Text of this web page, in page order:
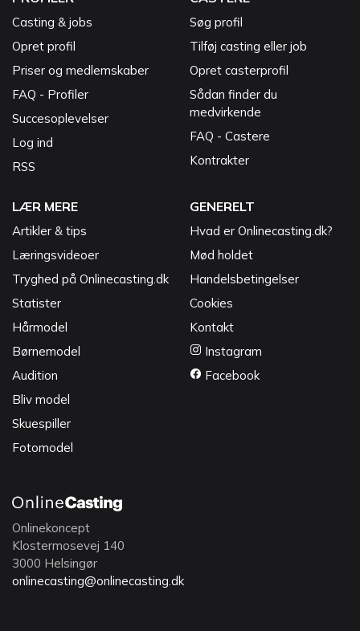
Casting & jobs
Opret profil
Priser og medlemskaber
FAQ - Profiler
Succesoplevelser
Log ind
RSS
Søg profil
Tilføj casting eller job
Opret casterprofil
Sådan finder du
medvirkende
FAQ - Castere
Kontrakter
LÆR MERE
Artikler & tips
Læringsvideoer
Tryghed på Onlinecasting.dk
Statister
Hårmodel
Børnemodel
Audition
Bliv model
Skuespiller
Fotomodel
GENERELT
Hvad er Onlinecasting.dk?
Mød holdet
Handelsbetingelser
Cookies
Kontakt
Instagram
Facebook
Onlinekoncept
Klostermosevej 140
3000 Helsingør
onlinecasting@onlinecasting.dk